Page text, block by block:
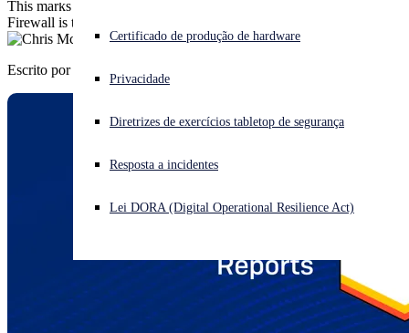
Enfrentando um ataque cibernético? Obtenha ajuda imediata
Português (Brasil) Open language switcher
Certificado de produção de hardware
Privacidade
Diretrizes de exercícios tabletop de segurança
Resposta a incidentes
Lei DORA (Digital Operational Resilience Act)
This marks the 10th consecutive G2 Seasonal Report where Sophos
Firewall is the top-ranked Firewall
Escrito por